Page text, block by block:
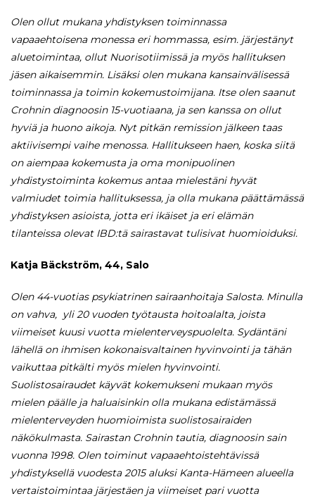
Olen ollut mukana yhdistyksen toiminnassa
vapaaehtoisena monessa eri hommassa, esim. järjestänyt
aluetoimintaa, ollut Nuorisotiimissä ja myös hallituksen
jäsen aikaisemmin. Lisäksi olen mukana kansainvälisessä
toiminnassa ja toimin kokemustoimijana. Itse olen saanut
Crohnin diagnoosin 15-vuotiaana, ja sen kanssa on ollut
hyviä ja huono aikoja. Nyt pitkän remission jälkeen taas
aktiivisempi vaihe menossa. Hallitukseen haen, koska siitä
on aiempaa kokemusta ja oma monipuolinen
yhdistystoiminta kokemus antaa mielestäni hyvät
valmiudet toimia hallituksessa, ja olla mukana päättämässä
yhdistyksen asioista, jotta eri ikäiset ja eri elämän
tilanteissa olevat IBD:tä sairastavat tulisivat huomioiduksi.
Katja Bäckström, 44, Salo
Olen 44-vuotias psykiatrinen sairaanhoitaja Salosta. Minulla
on vahva, yli 20 vuoden työtausta hoitoalalta, joista
viimeiset kuusi vuotta mielenterveyspuolelta. Sydäntäni
lähellä on ihmisen kokonaisvaltainen hyvinvointi ja tähän
vaikuttaa pitkälti myös mielen hyvinvointi.
Suolistosairaudet käyvät kokemukseni mukaan myös
mielen päälle ja haluaisinkin olla mukana edistämässä
mielenterveyden huomioimista suolistosairaiden
näkökulmasta. Sairastan Crohnin tautia, diagnoosin sain
vuonna 1998. Olen toiminut vapaaehtoistehtävissä
yhdistyksellä vuodesta 2015 aluksi Kanta-Hämeen alueella
vertaistoimintaa järjestäen ja viimeiset pari vuotta